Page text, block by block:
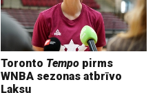
Toronto Tempo pirms
WNBA sezonas atbrīvo
Laksu